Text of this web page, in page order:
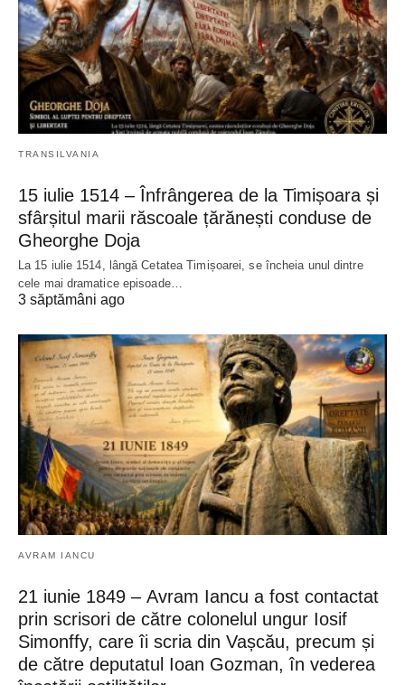
TRANSILVANIA
15 iulie 1514 – Înfrângerea de la Timișoara și
sfârșitul marii răscoale țărănești conduse de
Gheorghe Doja
La 15 iulie 1514, lângă Cetatea Timișoarei, se încheia unul dintre
cele mai dramatice episoade…
3 săptămâni ago
AVRAM IANCU
21 iunie 1849 – Avram Iancu a fost contactat
prin scrisori de către colonelul ungur Iosif
Simonffy, care îi scria din Vașcău, precum și
de către deputatul Ioan Gozman, în vederea